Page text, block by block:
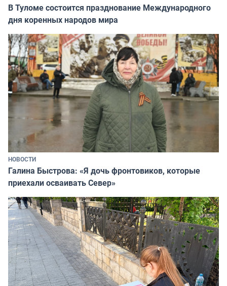
В Туломе состоится празднование Международного
дня коренных народов мира
НОВОСТИ
Галина Быстрова: «Я дочь фронтовиков, которые
приехали осваивать Север»